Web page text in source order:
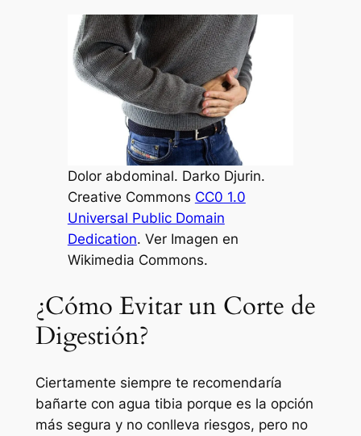
Dolor abdominal. Darko Djurin.
Creative Commons CC0 1.0
Universal Public Domain
Dedication. Ver Imagen en
Wikimedia Commons.
¿Cómo Evitar un Corte de
Digestión?
Ciertamente siempre te recomendaría
bañarte con agua tibia porque es la opción
más segura y no conlleva riesgos, pero no